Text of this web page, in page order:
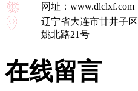
网址：www.dlclxf.com
辽宁省大连市甘井子区
姚北路21号
在线留言